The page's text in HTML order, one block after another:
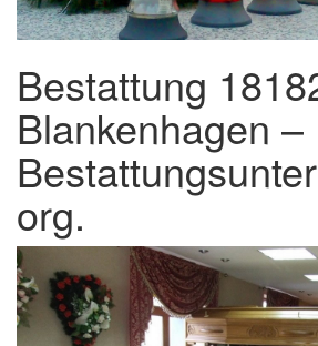
Bestattung
Blankenhagen –
org.